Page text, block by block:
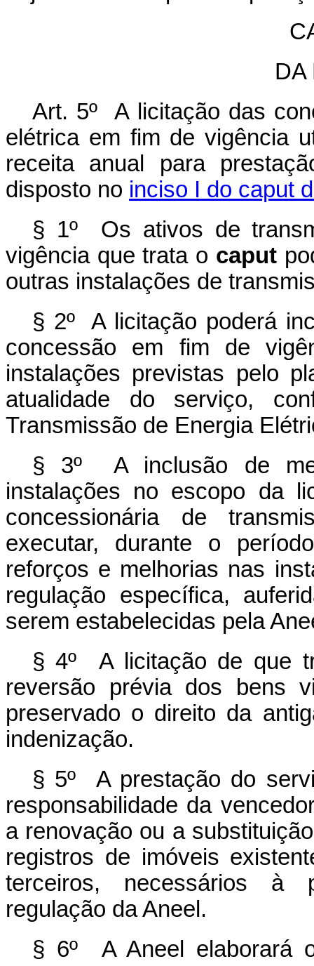
DA
Art. 5º A licitação das
elétrica em fim de vigência
receita anual para
disposto no inciso I do caput
§ 1º Os ativos de
vigência que trata o caput
outras instalações de
§ 2º A licitação poderá
concessão em fim de
instalações previstas pelo
atualidade do serviço,
Transmissão de Energia
§ 3º A inclusão de
instalações no escopo da
concessionária de
executar, durante o
reforços e melhorias nas
regulação específica,
serem estabelecidas pela
§ 4º A licitação de que
reversão prévia dos bens
preservado o direito da
indenização.
§ 5º A prestação do
responsabilidade da
a renovação ou a
registros de imóveis
terceiros, necessários à
regulação da Aneel.
§ 6ºA Aneel elaborará